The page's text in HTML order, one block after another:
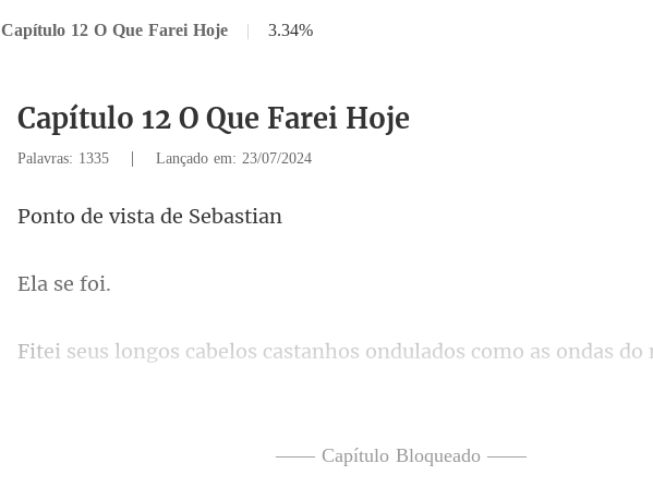
Capítulo 12 O Que Farei Hoje | 3.34%
Capítulo 12 O Que Farei Hoje
Palavras: 1335 | Lançado em: 23/07/2024
vista de
se
ulados como as ondas do
—— Capítulo Bloqueado ——